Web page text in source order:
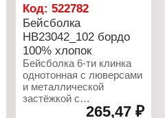
Код:522782
Бейсболка
НB23042_102 бордо
100% хлопок
Бейсболка 6-ти клинка
однотонная с люверсами
и металлической
застёжкой с
регулировкой размера из
265,47 ₽